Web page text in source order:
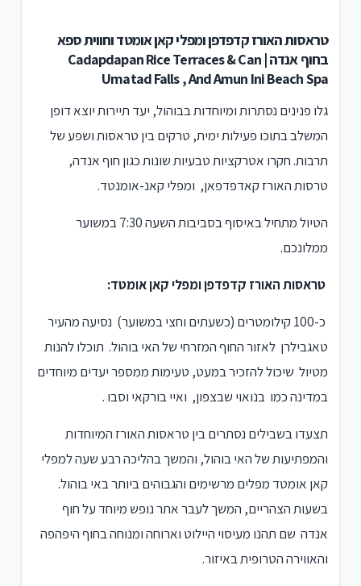
טראסות האורז קדפדפן ומפלי קאן אומטד וחווית ספא
בחוף אנדה | Cadapdapan Rice Terraces & Can
Umatad Falls , And Amun Ini Beach Spa
גלו פנינים נסתרות ומיוחדות בבוהול, יעד תיירות יוצא דופן
המשלב בתוכו פעילות ימית, טרקים בין טראסות ושפע של
תרבות. חקרו אטרקציות טבעיות שונות כגון חוף אנדה,
טרסות האורז קאדפדפאן, ומפלי קאנ-אומנטד.
הטיול מתחיל באיסוף בסביבות השעה 7:30 במשוער
ממלונכם.
טראסות האורז קדפדפן ומפלי קאן אומטד:
כ-100 קילומטרים (כשעתים וחצי במשוער) נסיעה מהעיר
טאגבילרן לאזור החוף המזרחי של האי בוהול. תוכלו להנות
מטיול שיכול להזכיר במעט, טעימות ממספר יעדים מיוחדים
במדינה כמו בנואוי שבצפון, ואיי בורקאי וסבו .
תצעדו בשבילים נסתרים בין טראסות האורז המיוחדות
והמפתיעות של האי בוהול, והמשך בהליכה רבע שעה למפלי
קאן אומטד מפלים מרשימים והגבוהים ביותר באי בוהול.
בשעות הצהריים, המשך לעבר אתר נופש מיוחד על חוף
אנדה שם תהנו מעיסוי היילוט וארוחה ומנוחה בחוף היפהפה
והאווירה הטרופית באיזור.